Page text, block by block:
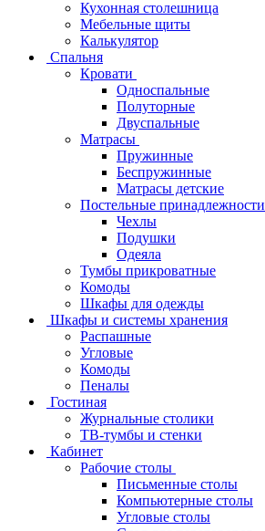
Кухонная столешница
Мебельные щиты
Калькулятор
Спальня
Кровати
Односпальные
Полуторные
Двуспальные
Матрасы
Пружинные
Беспружинные
Матрасы детские
Постельные принадлежности
Чехлы
Подушки
Одеяла
Тумбы прикроватные
Комоды
Шкафы для одежды
Шкафы и системы хранения
Распашные
Угловые
Комоды
Пеналы
Гостиная
Журнальные столики
ТВ‑тумбы и стенки
Кабинет
Рабочие столы
Письменные столы
Компьютерные столы
Угловые столы